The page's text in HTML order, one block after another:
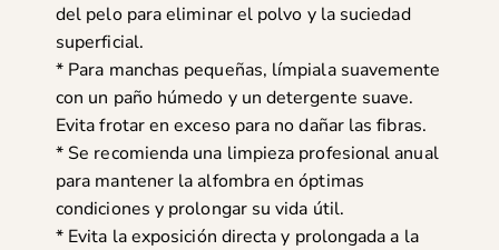
del pelo para eliminar el polvo y la suciedad
superficial.
* Para manchas pequeñas, límpiala suavemente
con un paño húmedo y un detergente suave.
Evita frotar en exceso para no dañar las fibras.
* Se recomienda una limpieza profesional anual
para mantener la alfombra en óptimas
condiciones y prolongar su vida útil.
* Evita la exposición directa y prolongada a la